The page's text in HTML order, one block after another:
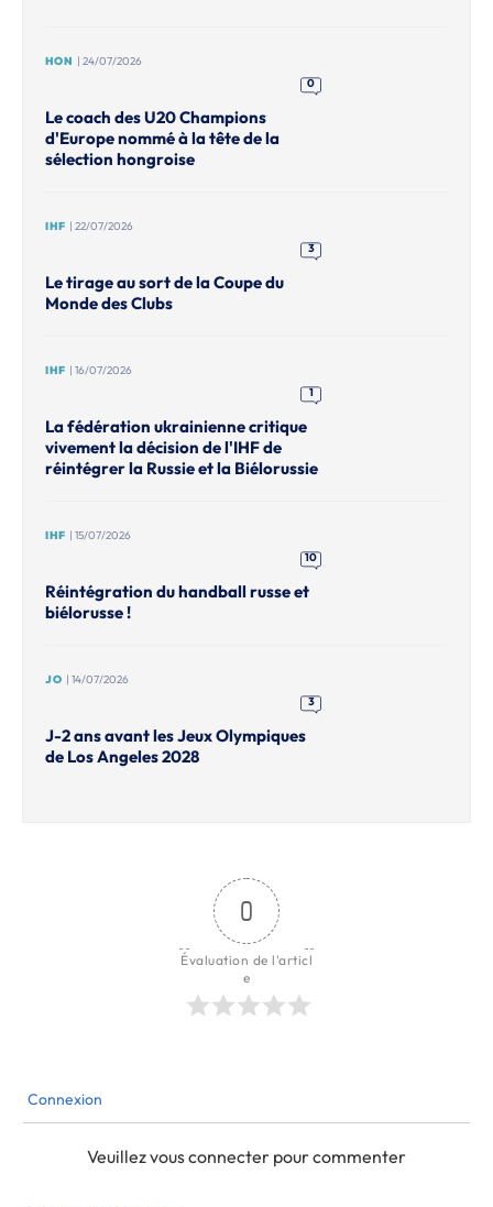
HON | 24/07/2026
0
Le coach des U20 Champions
d'Europe nommé à la tête de la
sélection hongroise
IHF | 22/07/2026
3
Le tirage au sort de la Coupe du
Monde des Clubs
IHF | 16/07/2026
1
La fédération ukrainienne critique
vivement la décision de l'IHF de
réintégrer la Russie et la Biélorussie
IHF | 15/07/2026
10
Réintégration du handball russe et
biélorusse !
JO | 14/07/2026
3
J-2 ans avant les Jeux Olympiques
de Los Angeles 2028
0
Évaluation de l'articl
e
Connexion
Veuillez vous connecter pour commenter